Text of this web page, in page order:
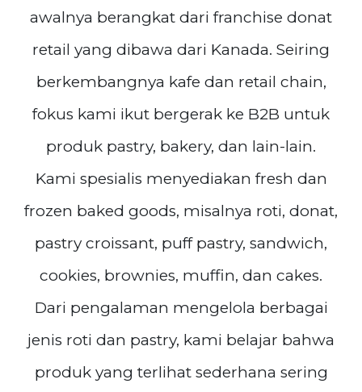
awalnya berangkat dari franchise donat
retail yang dibawa dari Kanada. Seiring
berkembangnya kafe dan retail chain,
fokus kami ikut bergerak ke B2B untuk
produk pastry, bakery, dan lain-lain.
Kami spesialis menyediakan fresh dan
frozen baked goods, misalnya roti, donat,
pastry croissant, puff pastry, sandwich,
cookies, brownies, muffin, dan cakes.
Dari pengalaman mengelola berbagai
jenis roti dan pastry, kami belajar bahwa
produk yang terlihat sederhana sering